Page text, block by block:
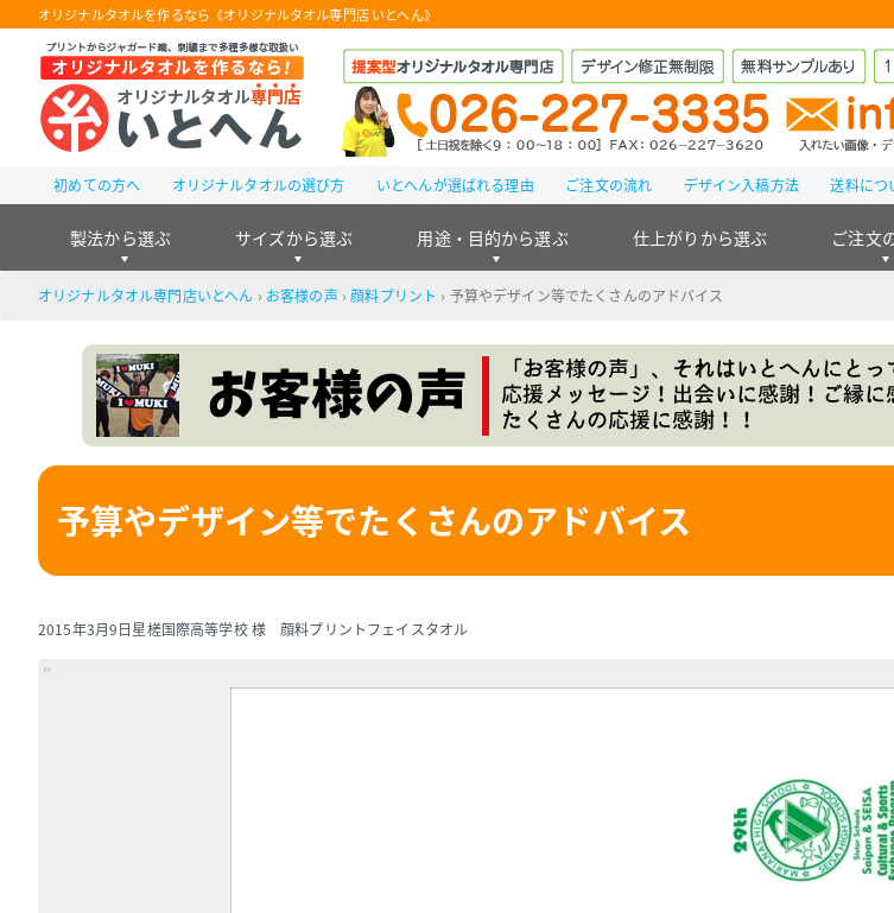
オリジナルタオルを作るなら《オリジナルタオル専門店 いとへん》
初めての方へ オリジナルタオルの選び方 いとへんが選ばれる理由 ご注文の流れ デザイン入稿方法 送料につ
製法から選ぶ サイズから選ぶ 用途・目的から選ぶ 仕上がりから選ぶ ご注文
オリジナルタオル専門店いとへん › お客様の声 › 顔料プリント › 予算やデザイン等でたくさんのアドバイス
予算やデザイン等でたくさんのアドバイス
2015年3月9日星槎国際高等学校 様 顔料プリントフェイスタオル